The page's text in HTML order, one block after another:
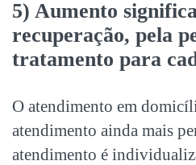
5) Aumento
recuperação, pela
tratamento para
O atendimento em
atendimento ainda mais
atendimento é